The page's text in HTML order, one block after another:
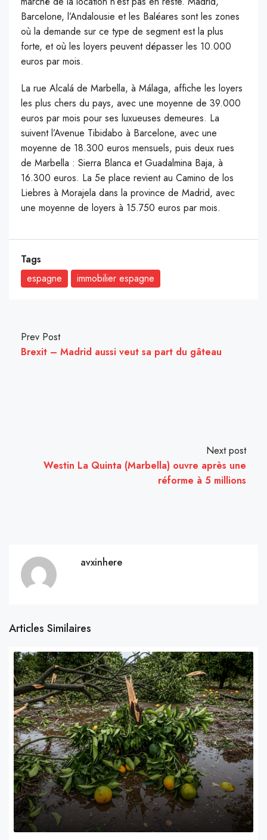
Barcelone, l’Andalousie et les Baléares sont les zones
où la demande sur ce type de segment est la plus
forte, et où les loyers peuvent dépasser les 10.000
euros par mois.
La rue Alcalá de Marbella, à Málaga, affiche les loyers
les plus chers du pays, avec une moyenne de 39.000
euros par mois pour ses luxueuses demeures. La
suivent l’Avenue Tibidabo à Barcelone, avec une
moyenne de 18.300 euros mensuels, puis deux rues
de Marbella : Sierra Blanca et Guadalmina Baja, à
16.300 euros. La 5e place revient au Camino de los
Liebres à Morajela dans la province de Madrid, avec
une moyenne de loyers à 15.750 euros par mois.
Tags
espagne
immobilier espagne
Prev Post
Brexit – Madrid aussi veut sa part du gâteau
Next post
Westin La Quinta (Marbella) ouvre après une
réforme à 5 millions
avxinhere
Articles Similaires